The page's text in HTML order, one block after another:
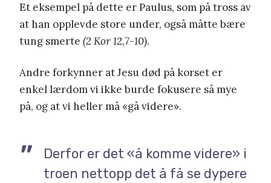
Et eksempel på dette er Paulus, som på tross av
at han opplevde store under, også måtte bære
tung smerte (2 Kor 12,7-10).
Andre forkynner at Jesu død på korset er
enkel lærdom vi ikke burde fokusere så mye
på, og at vi heller må «gå videre».
Derfor er det «å komme videre» i
troen nettopp det å få se dypere